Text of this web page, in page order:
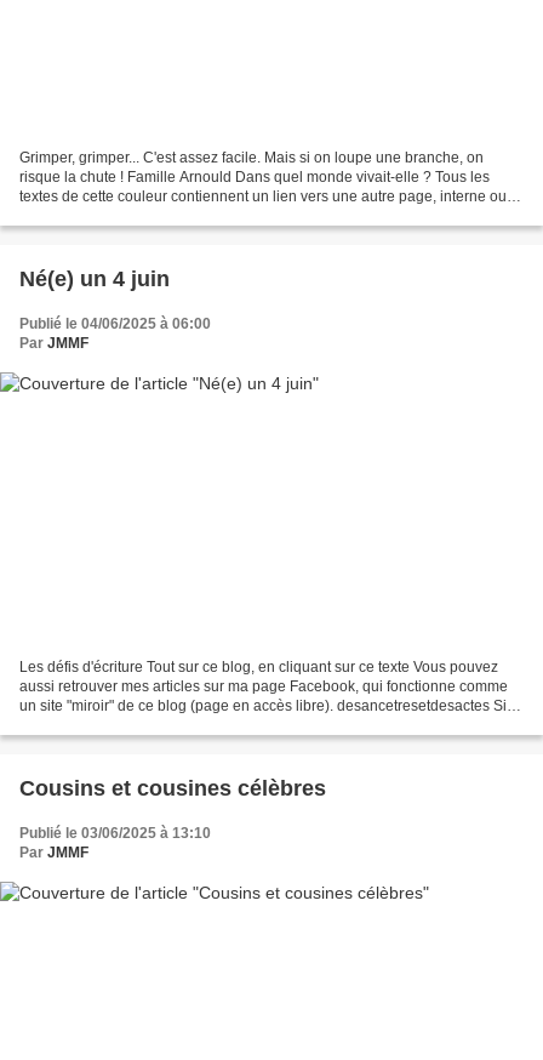
Grimper, grimper... C'est assez facile. Mais si on loupe une branche, on
risque la chute ! Famille Arnould Dans quel monde vivait-elle ? Tous les
textes de cette couleur contiennent un lien vers une autre page, interne ou
Né(e) un 4 juin
Publié le 04/06/2025 à 06:00
Par JMMF
Les défis d'écriture Tout sur ce blog, en cliquant sur ce texte Vous pouvez
aussi retrouver mes articles sur ma page Facebook, qui fonctionne comme
un site "miroir" de ce blog (page en accès libre). desancetresetdesactes Si
Cousins et cousines célèbres
Publié le 03/06/2025 à 13:10
Par JMMF